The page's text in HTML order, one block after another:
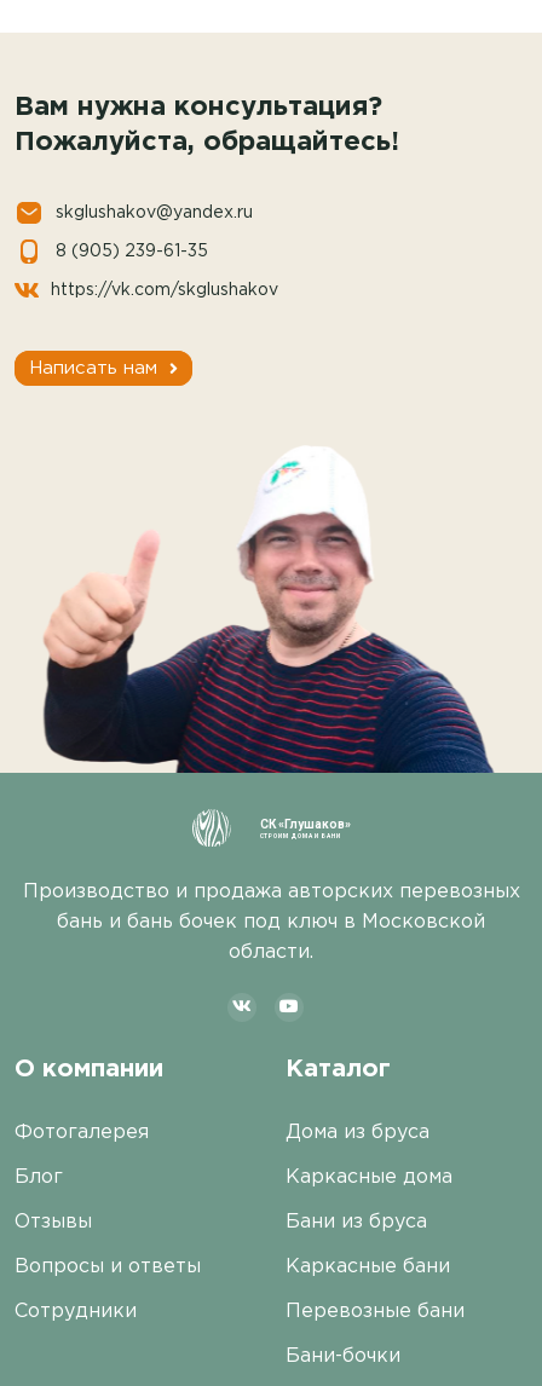
Вам нужна консультация?
Пожалуйста, обращайтесь!
skglushakov@yandex.ru
8 (905) 239-61-35
https://vk.com/skglushakov
Написать нам
СК «Глушаков»
СТРОИМ ДОМА И БАНИ
Производство и продажа авторских перевозных
бань и бань бочек под ключ в Московской
области.
О компании
Фотогалерея
Блог
Отзывы
Вопросы и ответы
Сотрудники
Каталог
Дома из бруса
Каркасные дома
Бани из бруса
Каркасные бани
Перевозные бани
Бани-бочки